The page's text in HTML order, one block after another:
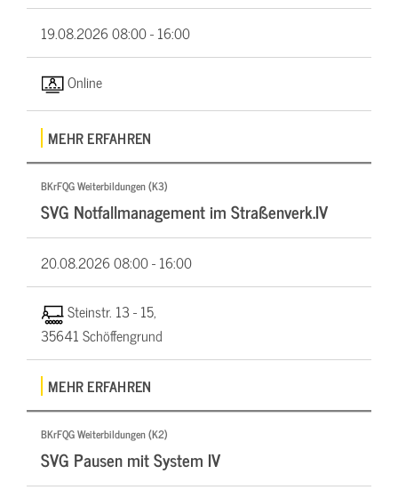
19.08.202608:00 - 16:00
Online
MEHR ERFAHREN
BKrFQG Weiterbildungen (K3)
SVG Notfallmanagement im Straßenverk.IV
20.08.202608:00 - 16:00
Steinstr. 13 - 15,
35641 Schöffengrund
MEHR ERFAHREN
BKrFQG Weiterbildungen (K2)
SVG Pausen mit System IV